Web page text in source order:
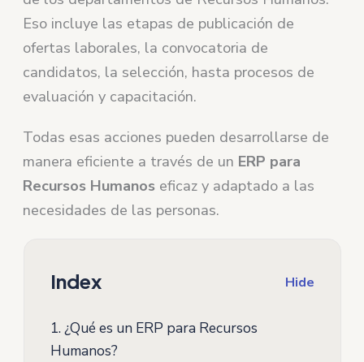
Eso incluye las etapas de publicación de
ofertas laborales, la convocatoria de
candidatos, la selección, hasta procesos de
evaluación y capacitación.
Todas esas acciones pueden desarrollarse de
manera eficiente a través de un ERP para
Recursos Humanos eficaz y adaptado a las
necesidades de las personas.
Index Hide
1.¿Qué es un ERP para Recursos
Humanos?